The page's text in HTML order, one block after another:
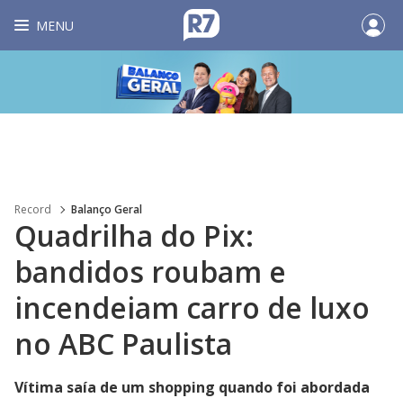
MENU
Record Balanço Geral
Quadrilha do Pix:
bandidos roubam e
incendeiam carro de luxo
no ABC Paulista
Vítima saía de um shopping quando foi abordada